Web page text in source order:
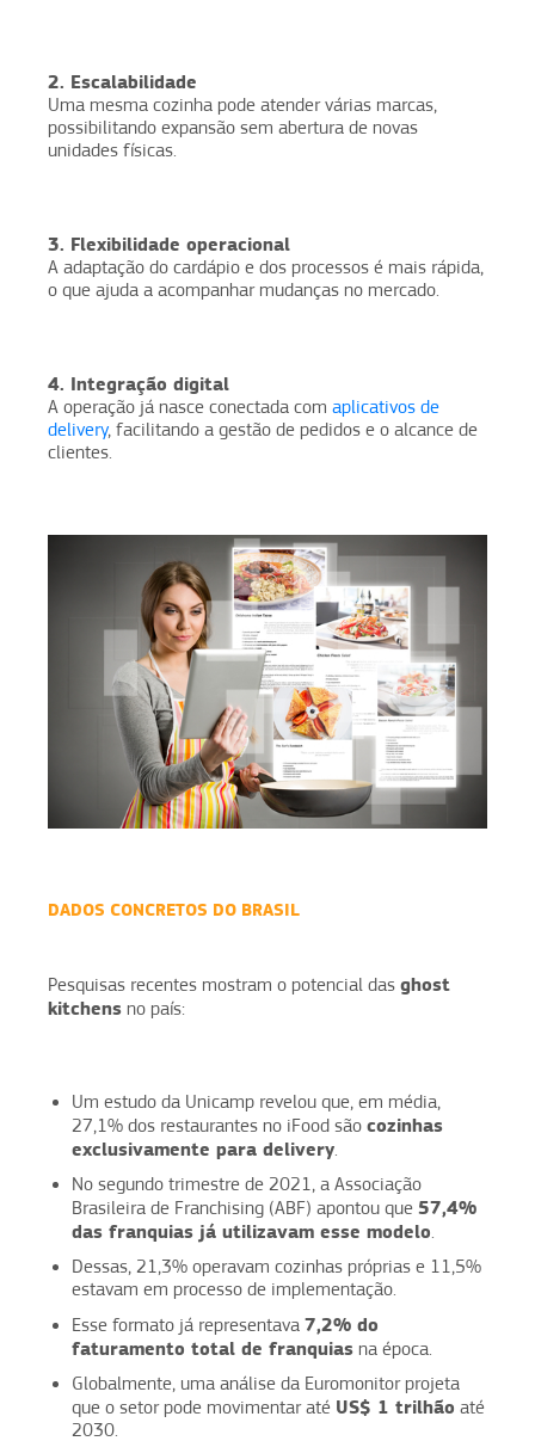
2. Escalabilidade
Uma mesma cozinha pode atender várias marcas,
possibilitando expansão sem abertura de novas
unidades físicas.
3. Flexibilidade operacional
A adaptação do cardápio e dos processos é mais rápida,
o que ajuda a acompanhar mudanças no mercado.
4. Integração digital
A operação já nasce conectada com aplicativos de
delivery, facilitando a gestão de pedidos e o alcance de
clientes.
DADOS CONCRETOS DO BRASIL
Pesquisas recentes mostram o potencial das ghost
kitchens no país:
Um estudo da Unicamp revelou que, em média,
27,1% dos restaurantes no iFood são cozinhas
exclusivamente para delivery.
No segundo trimestre de 2021, a Associação
Brasileira de Franchising (ABF) apontou que 57,4%
das franquias já utilizavam esse modelo.
Dessas, 21,3% operavam cozinhas próprias e 11,5%
estavam em processo de implementação.
Esse formato já representava 7,2% do
faturamento total de franquias na época.
Globalmente, uma análise da Euromonitor projeta
que o setor pode movimentar até US$ 1 trilhão até
2030.